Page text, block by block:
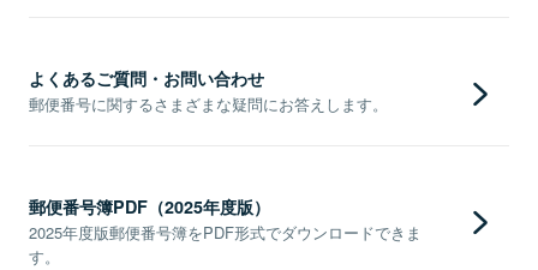
よくあるご質問・お問い合わせ
郵便番号に関するさまざまな疑問にお答えします。
郵便番号簿PDF（2025年度版）
2025年度版郵便番号簿をPDF形式でダウンロードできま
す。